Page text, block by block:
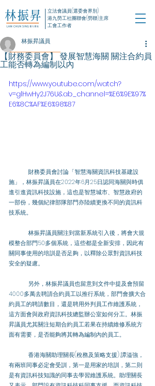
立法會議員(選委會界別)
港九勞工社團聯會(勞聯)主席
工會工作者
【財務委員會】 發展智慧海關 關注合約員
工能否轉為編制以內
林振昇議員
https://www.youtube.com/watch?
v=glHwHy2J76U&ab_channel=%E6%9E%97%
E6%8C%AF%E6%98%87
施」，林振昇議員在2022年6月25日認同海關與時俱
進引進資訊科技設施，這也是智慧城市、智慧政府的
一部份，幾個紀律部隊部門亦陸續更換不同的資訊科
技系統。
模整合部門50多個系統，這些都是全新安排，因此有
關同事使用的培訓是否足夠，以釋除公眾對資訊科技
安全的疑慮。
4000多萬去聘請合約員工以推行系統，部門會擴大合
約員工的聘請數目，還是聘用外判員工作維護系統，
這方面會與政府資訊科技總監辦公室如何分工。林振
昇議員尤其關注短期合約員工若果在持續維修系統方
面有需要，是否能夠將其轉為編制內的員工。
有兩班同事必定會受訓，第一是用家的培訓，第二則
是有資訊科技知識的同事去學習維護系統。助理關長